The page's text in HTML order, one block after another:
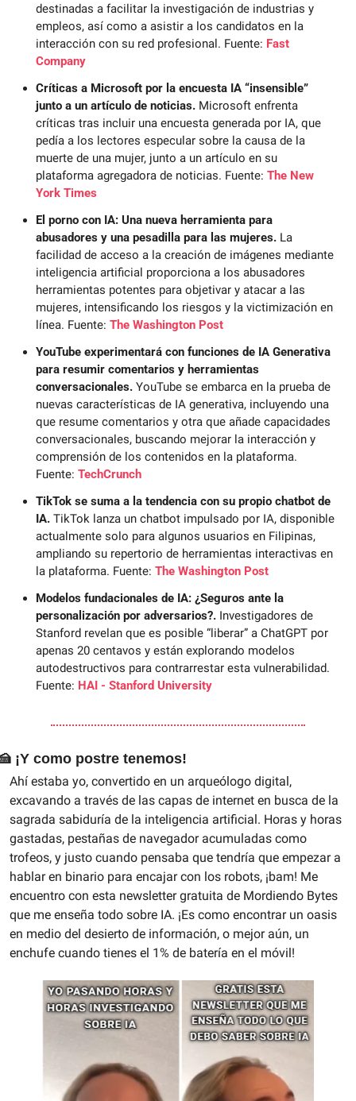
destinadas a facilitar la investigación de industrias y
empleos, así como a asistir a los candidatos en la
interacción con su red profesional. Fuente: Fast
Company
Críticas a Microsoft por la encuesta IA “insensible”
junto a un artículo de noticias. Microsoft enfrenta
críticas tras incluir una encuesta generada por IA, que
pedía a los lectores especular sobre la causa de la
muerte de una mujer, junto a un artículo en su
plataforma agregadora de noticias. Fuente: The New
York Times
El porno con IA: Una nueva herramienta para
abusadores y una pesadilla para las mujeres. La
facilidad de acceso a la creación de imágenes mediante
inteligencia artificial proporciona a los abusadores
herramientas potentes para objetivar y atacar a las
mujeres, intensificando los riesgos y la victimización en
línea. Fuente: The Washington Post
YouTube experimentará con funciones de IA Generativa
para resumir comentarios y herramientas
conversacionales. YouTube se embarca en la prueba de
nuevas características de IA generativa, incluyendo una
que resume comentarios y otra que añade capacidades
conversacionales, buscando mejorar la interacción y
comprensión de los contenidos en la plataforma.
Fuente: TechCrunch
TikTok se suma a la tendencia con su propio chatbot de
IA. TikTok lanza un chatbot impulsado por IA, disponible
actualmente solo para algunos usuarios en Filipinas,
ampliando su repertorio de herramientas interactivas en
la plataforma. Fuente: The Washington Post
Modelos fundacionales de IA: ¿Seguros ante la
personalización por adversarios?. Investigadores de
Stanford revelan que es posible “liberar” a ChatGPT por
apenas 20 centavos y están explorando modelos
autodestructivos para contrarrestar esta vulnerabilidad.
Fuente: HAI - Stanford University
¡Y como postre tenemos!
Ahí estaba yo, convertido en un arqueólogo digital,
excavando a través de las capas de internet en busca de la
sagrada sabiduría de la inteligencia artificial. Horas y horas
gastadas, pestañas de navegador acumuladas como
trofeos, y justo cuando pensaba que tendría que empezar a
hablar en binario para encajar con los robots, ¡bam! Me
encuentro con esta newsletter gratuita de Mordiendo Bytes
que me enseña todo sobre IA. ¡Es como encontrar un oasis
en medio del desierto de información, o mejor aún, un
enchufe cuando tienes el 1% de batería en el móvil!